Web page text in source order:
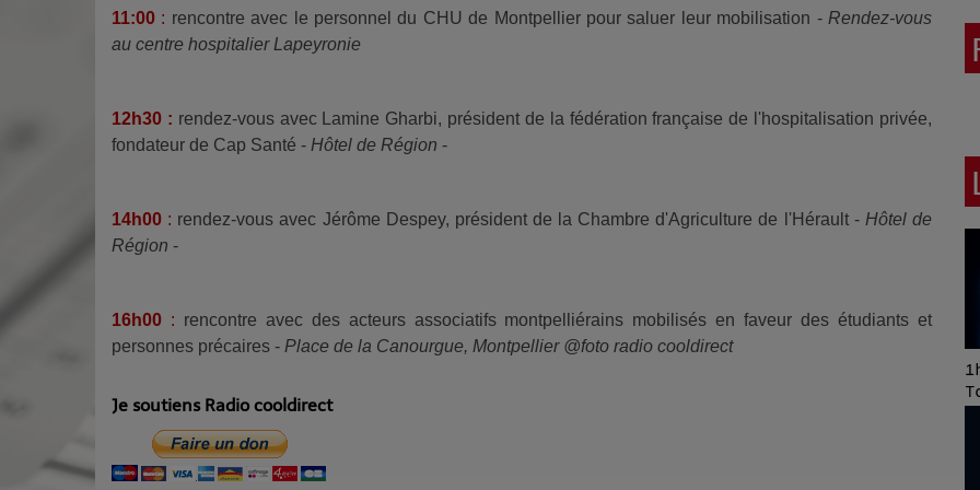
11:00 : rencontre avec le personnel du CHU de Montpellier pour saluer leur mobilisation - Rendez-vous
au centre hospitalier Lapeyronie
12h30 : rendez-vous avec Lamine Gharbi, président de la fédération française de l'hospitalisation privée,
fondateur de Cap Santé - Hôtel de Région -
14h00 : rendez-vous avec Jérôme Despey, président de la Chambre d'Agriculture de l'Hérault - Hôtel de
Région -
16h00 : rencontre avec des acteurs associatifs montpelliérains mobilisés en faveur des étudiants et
personnes précaires - Place de la Canourgue, Montpellier @foto radio cooldirect
Je soutiens Radio cooldirect